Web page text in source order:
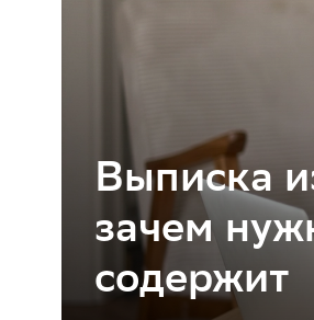
Выписка
зачем
содержит